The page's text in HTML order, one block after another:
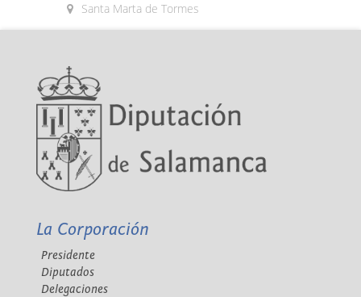
Santa Marta de Tormes
La Corporación
Presidente
Diputados
Delegaciones